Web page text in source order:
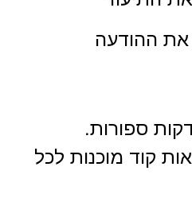
ההודעה
ספורות.
קוד מוכנות לכל